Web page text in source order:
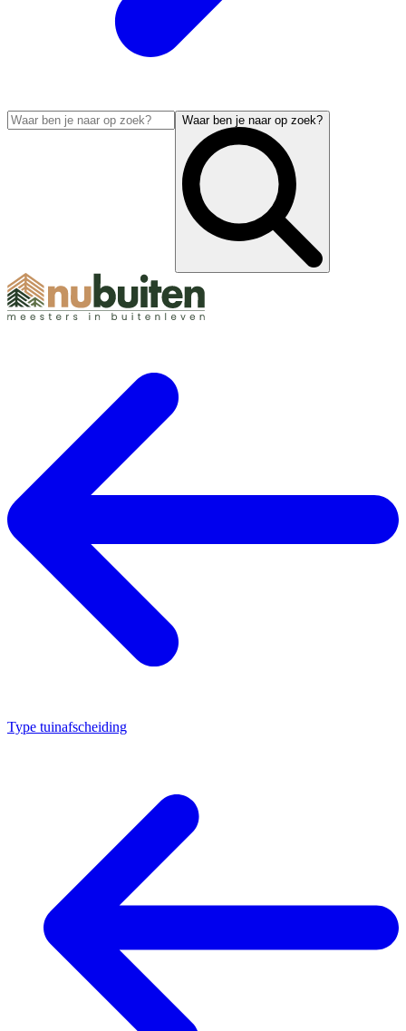
Waar ben je naar op zoek?
Type tuinafscheiding